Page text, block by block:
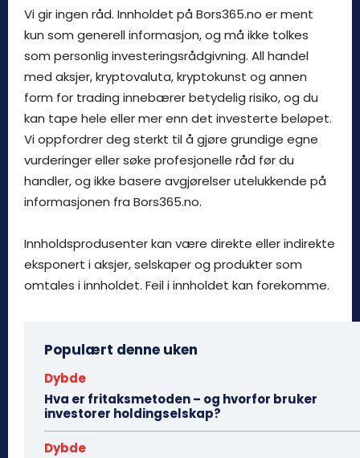
Vi gir ingen råd. Innholdet på Bors365.no er ment
kun som generell informasjon, og må ikke tolkes
som personlig investeringsrådgivning. All handel
med aksjer, kryptovaluta, kryptokunst og annen
form for trading innebærer betydelig risiko, og du
kan tape hele eller mer enn det investerte beløpet.
Vi oppfordrer deg sterkt til å gjøre grundige egne
vurderinger eller søke profesjonelle råd før du
handler, og ikke basere avgjørelser utelukkende på
informasjonen fra Bors365.no.
Innholdsprodusenter kan være direkte eller indirekte
eksponert i aksjer, selskaper og produkter som
omtales i innholdet. Feil i innholdet kan forekomme.
Populært denne uken
Dybde
Hva er fritaksmetoden – og hvorfor bruker
investorer holdingselskap?
Dybde